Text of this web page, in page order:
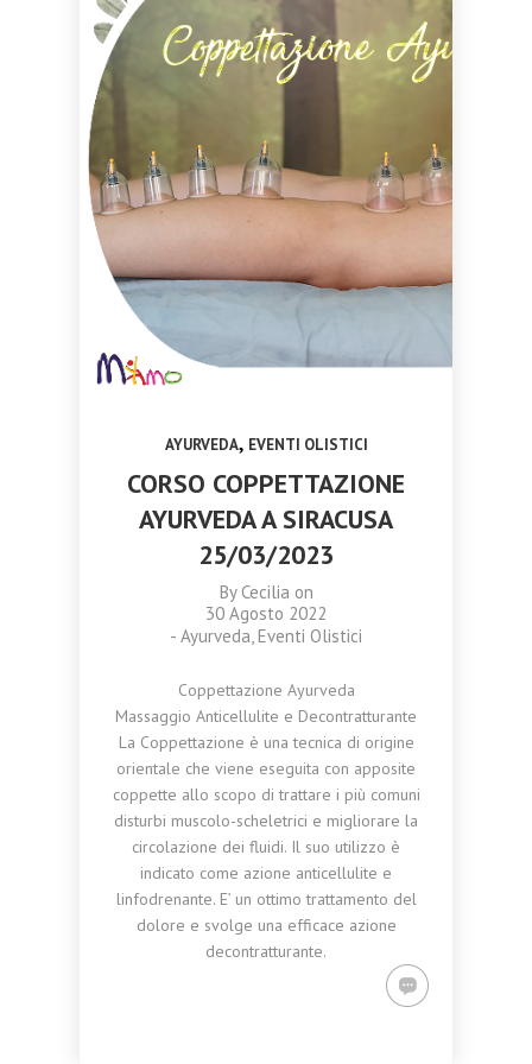
AYURVEDA, EVENTI OLISTICI
CORSO COPPETTAZIONE
AYURVEDA A SIRACUSA
25/03/2023
By Cecilia on
30 Agosto 2022
- Ayurveda,Eventi Olistici
Coppettazione Ayurveda
Massaggio Anticellulite e Decontratturante
La Coppettazione è una tecnica di origine
orientale che viene eseguita con apposite
coppette allo scopo di trattare i più comuni
disturbi muscolo-scheletrici e migliorare la
circolazione dei fluidi. Il suo utilizzo è
indicato come azione anticellulite e
linfodrenante. E’ un ottimo trattamento del
dolore e svolge una efficace azione
decontratturante.